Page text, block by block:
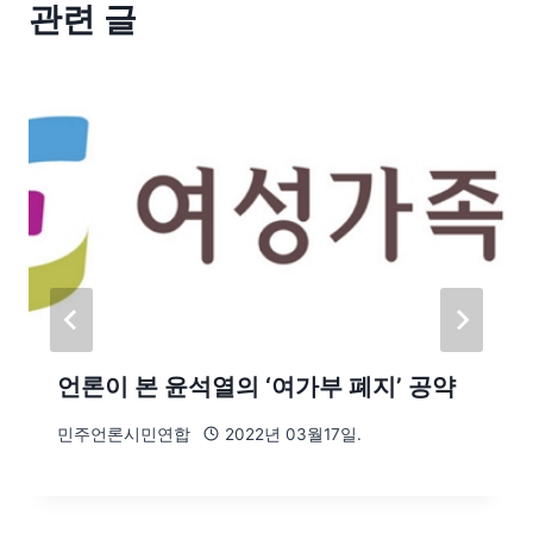
관련 글
언론이 본 윤석열의 ‘여가부 폐지’ 공약
민주언론시민연합 2022년 03월17일.